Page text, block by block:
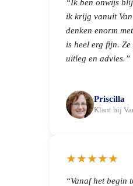
“Ik ben onwijs
ik krijg vanuit Van
denken enorm
is heel erg fijn.
uitleg en advies.”
Priscilla
Klant bij
★★★★★
“Vanaf het begin